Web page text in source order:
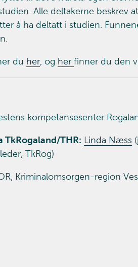
Alle deltakerne beskrev
å ha deltatt i studien.
du her, og her finner du den
kompetansesenter
THR: Linda Næss
TkRog)
Kriminalomsorgen-region